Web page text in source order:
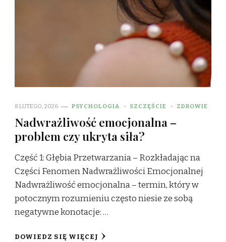
8 LUTEGO, 2026 PSYCHOLOGIA SZCZĘŚCIE ZDROWIE
Nadwrażliwość emocjonalna –
problem czy ukryta siła?
Część 1: Głębia Przetwarzania – Rozkładając na
Części Fenomen Nadwrażliwości Emocjonalnej
Nadwrażliwość emocjonalna – termin, który w
potocznym rozumieniu często niesie ze sobą
negatywne konotacje: …
DOWIEDZ SIĘ WIĘCEJ